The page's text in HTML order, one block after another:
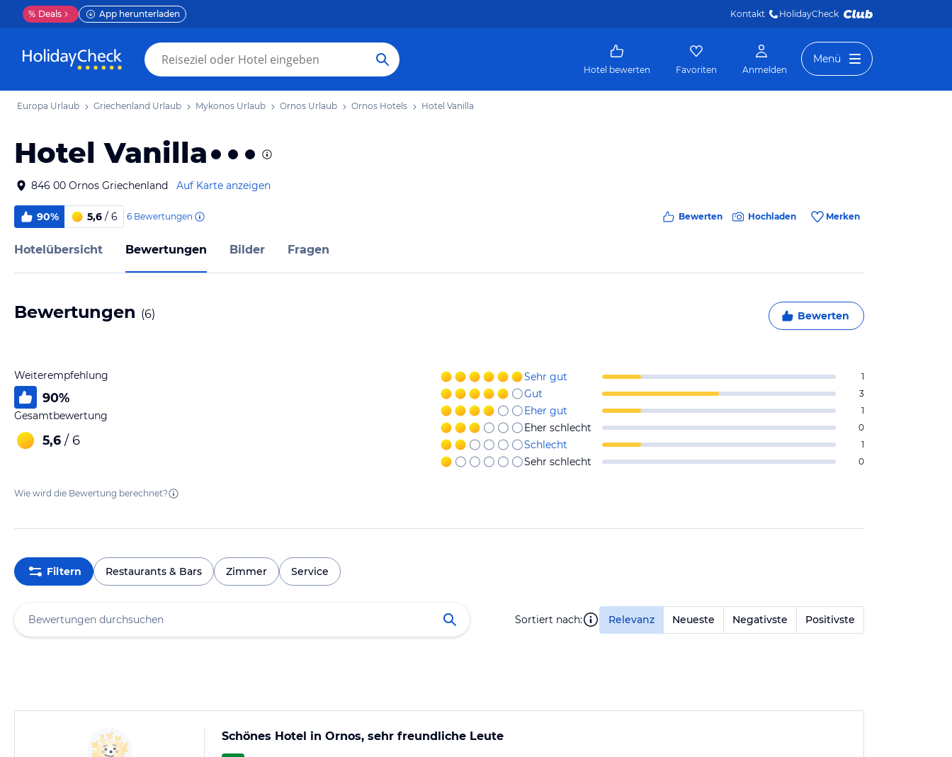
% Deals App herunterladen Kontakt HolidayCheck
Hotel bewerten Favoriten Anmelden
Menü
Europa Urlaub Griechenland Urlaub Mykonos Urlaub Ornos Urlaub Ornos Hotels Hotel Vanilla
Hotel Vanilla
846 00 Ornos Griechenland Auf Karte anzeigen
90% 5,6 / 6 6 Bewertungen Bewerten Hochladen Merken
Hotelübersicht Bewertungen Bilder Fragen
Bewertungen (6) Bewerten
Weiterempfehlung
90%
Gesamtbewertung
5,6 / 6
Sehr gut 1
Gut 3
Eher gut 1
Eher schlecht 0
Schlecht 1
Sehr schlecht 0
Wie wird die Bewertung berechnet?
Filtern Restaurants & Bars Zimmer Service
Sortiert nach: Relevanz Neueste Negativste Positivste
Schönes Hotel in Ornos, sehr freundliche Leute